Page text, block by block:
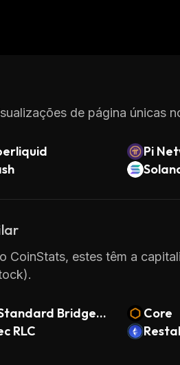
de página únicas
Pi
CoinStats, estes têm a
Bridged
(Base)
Core
RLC